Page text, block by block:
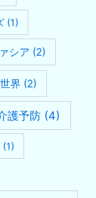
(1)
シア (2)
世界 (2)
護予防 (4)
(1)